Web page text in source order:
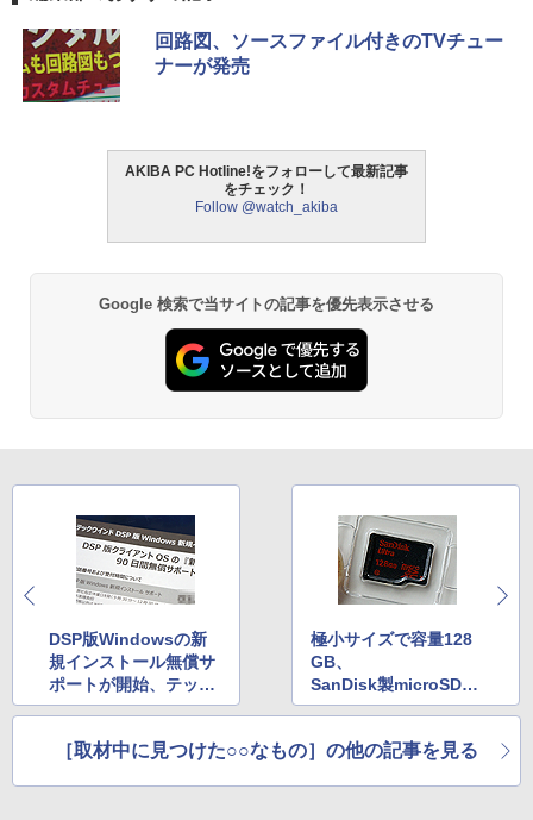
回路図、ソースファイル付きのTVチュー
ナーが発売
AKIBA PC Hotline!をフォローして最新記事
をチェック！
Follow @watch_akiba
Google 検索で当サイトの記事を優先表示させる
DSP版Windowsの新
規インストール無償サ
ポートが開始、テック
ウインド
極小サイズで容量128
GB、
SanDisk製microSDX
Cカードが実売1万円割
［取材中に見つけた○○なもの］の他の記事を見る